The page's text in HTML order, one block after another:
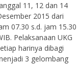
11, 12 dan 14
2015 dari
07.30 s.d. jam 15.30
Pelaksanaan UKG
harinya dibagi
3 gelombang